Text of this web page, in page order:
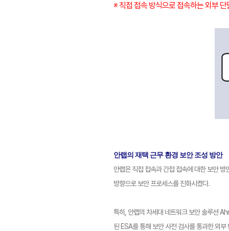
※ 직접 접속 방식으로 접속하는 외부
안랩의 재택 근무 환경 보안 조성 방안
안랩은 직접 접속과 간접 접속에 대한 보안
방향으로 보안 프로세스를 진화시켰다.
특히, 안랩의 차세대 네트워크 보안 솔루션
된 ESA를 통해 보안 사전 검사를 통과한 외